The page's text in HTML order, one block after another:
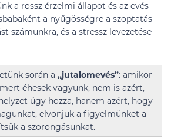
a rossz érzelmi állapot és az evés
a nyűgösségre a szoptatás
számunkra, és a stressz levezetése
során a „jutalomevés”: amikor
éhesek vagyunk, nem is azért,
úgy hozza, hanem azért, hogy
elvonjuk a figyelmünket a
a szorongásunkat.